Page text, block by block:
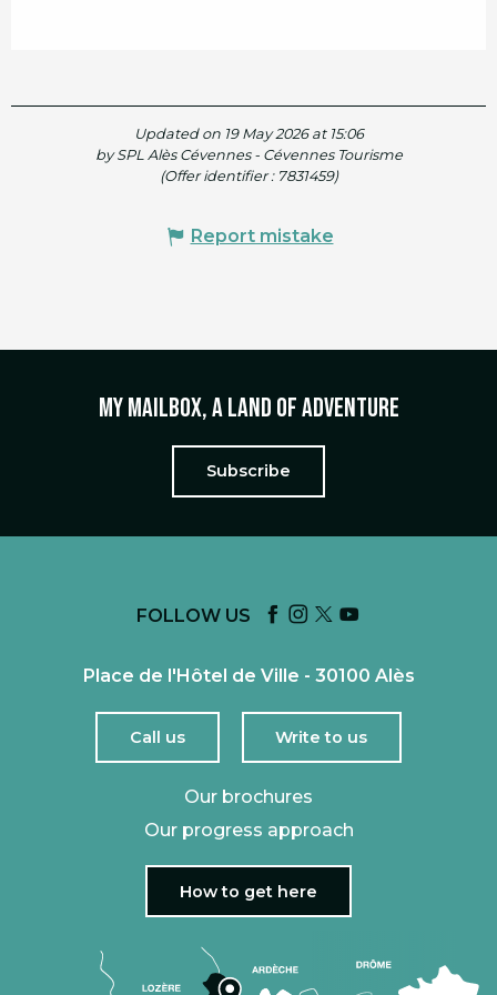
Updated on 19 May 2026 at 15:06
by SPL Alès Cévennes - Cévennes Tourisme
(Offer identifier : 7831459)
Report mistake
My mailbox, a land of adventure
Subscribe
FOLLOW US
Place de l'Hôtel de Ville - 30100 Alès
Call us Write to us
Our brochures
Our progress approach
How to get here